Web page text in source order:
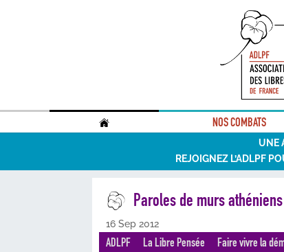
. NOS COMBATS
UNE
REJOIGNEZ L’ADLPF
Paroles de murs athéniens
16 Sep 2012
ADLPF La Libre Pensée Faire vivre la